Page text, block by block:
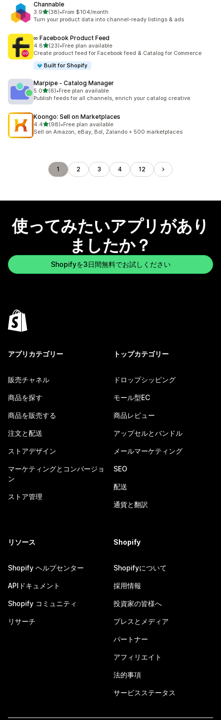
Channable
3.95つ星中
(38)
合計レビュー数：38件
•From $104/month
Turn your product data into channel-ready listings & ads
∞ Facebook Product Feed
4.85つ星中
(23)
合計レビュー数：23件
•Free plan available
Create product feed for Facebook feed & Catalog for Commerce
Built for Shopify
Marpipe ‑ Catalog Manager
5.05つ星中
(6)
合計レビュー数：6件
•Free plan available
Publish feeds for all channels, enrich your catalog creative
Koongo: Sell on Marketplaces
4.45つ星中
(98)
合計レビュー数：98件
•Free plan available
Sell on Amazon, eBay, Bol, Zalando + 500 marketplaces
1 2 3 4 12
使ってみたいアプリがあり
ましたか？
Shopifyを3日間無料でお試しください
アプリカテゴリー
販売チャネル
商品を探す
商品を販売する
注文と配送
ストアデザイン
マーケティングとコンバージョ
ン
ストア管理
トップカテゴリー
ドロップシッピング
モール型EC
商品レビュー
アップセルとバンドル
メールマーケティング
SEO
配送
通貨と翻訳
リソース
Shopify ヘルプセンター
APIドキュメント
Shopify コミュニティ
リサーチ
Shopify
Shopifyについて
採用情報
投資家の皆様へ
プレスとメディア
パートナー
アフィリエイト
法的事項
サービスステータス